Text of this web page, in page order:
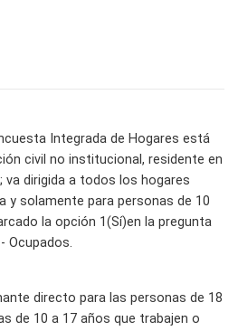
Integrada de Hogares está
civil no institucional, residente en
dirigida a todos los hogares
y solamente para personas de 10
la opción 1(Sí)en la pregunta
Ocupados.
directo para las personas de 18
de 10 a 17 años que trabajen o